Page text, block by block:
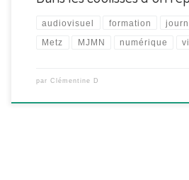
audiovisuel formation
Metz MJMN numérique
par Clémentine D